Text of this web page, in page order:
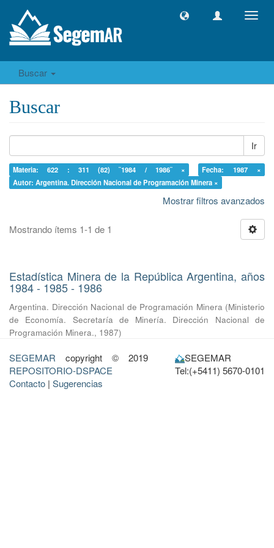
Buscar
Buscar
Ir
Materia: 622 : 311 (82) ¨1984 / 1986¨ ×
Fecha: 1987 ×
Autor: Argentina. Dirección Nacional de Programación Minera ×
Mostrar filtros avanzados
Mostrando ítems 1-1 de 1
Estadística Minera de la República Argentina, años
1984 - 1985 - 1986
Argentina. Dirección Nacional de Programación Minera (Ministerio
de Economía. Secretaría de Minería. Dirección Nacional de
Programación Minera., 1987)
SEGEMAR copyright © 2019
REPOSITORIO-DSPACE
Contacto | Sugerencias
SEGEMAR
Tel:(+5411) 5670-0101